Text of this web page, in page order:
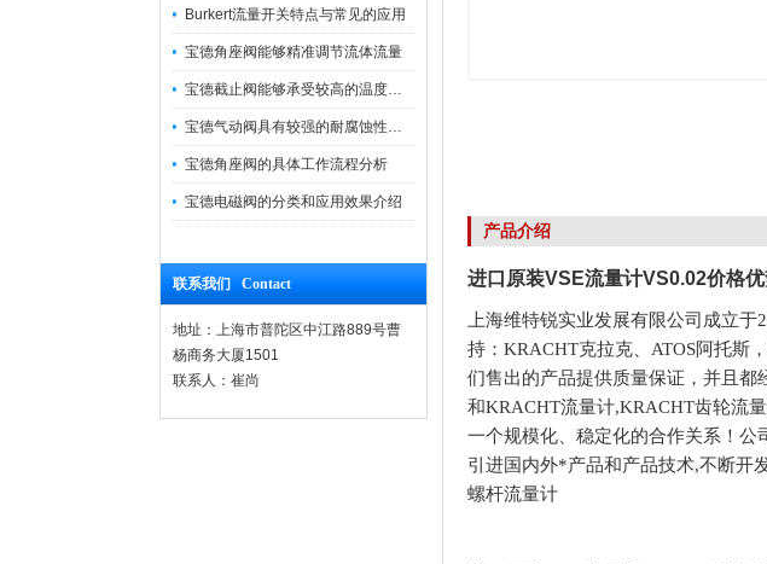
Burkert流量开关特点与常见的应用
宝德角座阀能够精准调节流体流量
宝德截止阀能够承受较高的温度和压力
宝德气动阀具有较强的耐腐蚀性和抗震性
宝德角座阀的具体工作流程分析
宝德电磁阀的分类和应用效果介绍
联系我们 Contact
地址：上海市普陀区中江路889号曹
杨商务大厦1501
联系人：崔尚
产品介绍
进口原装VSE流量计VS0.02价格
上海维特锐实业发展有限公司成立
持：KRACHT克拉克、ATOS阿托斯
们售出的产品提供质量保证，并且都
和KRACHT流量计,KRACHT齿轮流
一个规模化、稳定化的合作关系！
引进国内外*产品和产品技术,不断开
螺杆流量计